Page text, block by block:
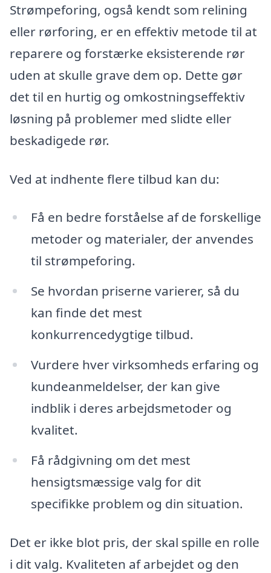
Strømpeforing, også kendt som relining
eller rørforing, er en effektiv metode til at
reparere og forstærke eksisterende rør
uden at skulle grave dem op. Dette gør
det til en hurtig og omkostningseffektiv
løsning på problemer med slidte eller
beskadigede rør.
Ved at indhente flere tilbud kan du:
Få en bedre forståelse af de forskellige
metoder og materialer, der anvendes
til strømpeforing.
Se hvordan priserne varierer, så du
kan finde det mest
konkurrencedygtige tilbud.
Vurdere hver virksomheds erfaring og
kundeanmeldelser, der kan give
indblik i deres arbejdsmetoder og
kvalitet.
Få rådgivning om det mest
hensigtsmæssige valg for dit
specifikke problem og din situation.
Det er ikke blot pris, der skal spille en rolle
i dit valg. Kvaliteten af arbejdet og den